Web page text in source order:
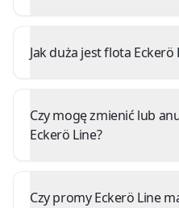
Jak duża jest flota Eckerö
Czy mogę zmienić lub
Eckerö Line?
Czy promy Eckerö Line